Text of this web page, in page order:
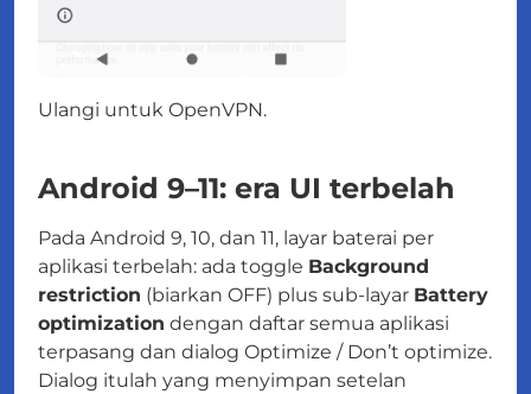
Ulangi untuk OpenVPN.
Android 9–11: era UI terbelah
Pada Android 9, 10, dan 11, layar baterai per
aplikasi terbelah: ada toggle Background
restriction (biarkan OFF) plus sub-layar Battery
optimization dengan daftar semua aplikasi
terpasang dan dialog Optimize / Don’t optimize.
Dialog itulah yang menyimpan setelan